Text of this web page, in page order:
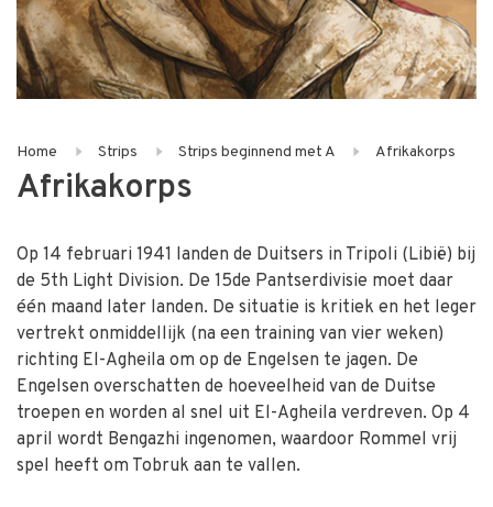
Home Strips Strips beginnend met A Afrikakorps
Afrikakorps
Op 14 februari 1941 landen de Duitsers in Tripoli (Libië) bij
de 5th Light Division. De 15de Pantserdivisie moet daar
één maand later landen. De situatie is kritiek en het leger
vertrekt onmiddellijk (na een training van vier weken)
richting El-Agheila om op de Engelsen te jagen. De
Engelsen overschatten de hoeveelheid van de Duitse
troepen en worden al snel uit El-Agheila verdreven. Op 4
april wordt Bengazhi ingenomen, waardoor Rommel vrij
spel heeft om Tobruk aan te vallen.